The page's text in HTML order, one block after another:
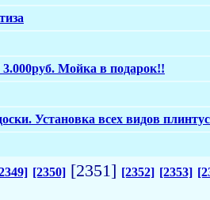
Мойка в подарок!!
Установка всех видов
[2350] [2351] [2352] [2353]